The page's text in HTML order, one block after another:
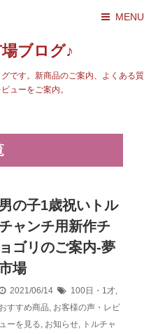
MENU
ブログ♪
です。新商品のご案内、よくある質
ューをご案内。
男の子1歳祝いトル
チャンチ用新作チ
ョゴリのご案内-夢
場
2021/06/14 100日・1才,
おすすめ商品, お客様の声・レビ
ューを見る, お知らせ, トルチャ